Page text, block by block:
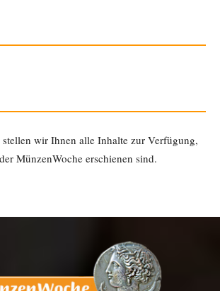
stellen wir Ihnen alle Inhalte zur Verfügung,
MünzenWoche erschienen sind.